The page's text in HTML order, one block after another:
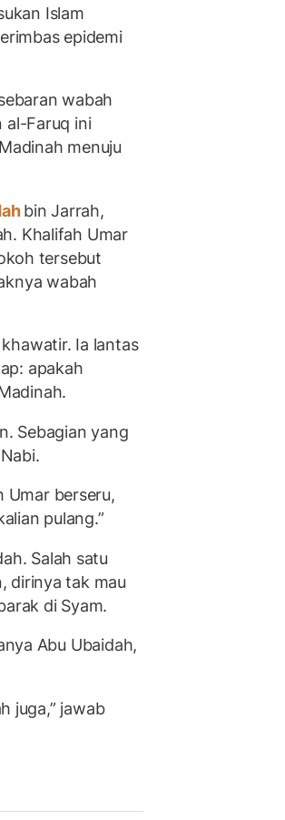
Islam
epidemi
wabah
al-Faruq ini
menuju
bin Jarrah,
Khalifah Umar
tersebut
wabah
Ia lantas
apakah
Sebagian yang
Umar berseru,
pulang.”
Salah satu
dirinya tak mau
di Syam.
Abu Ubaidah,
juga,” jawab